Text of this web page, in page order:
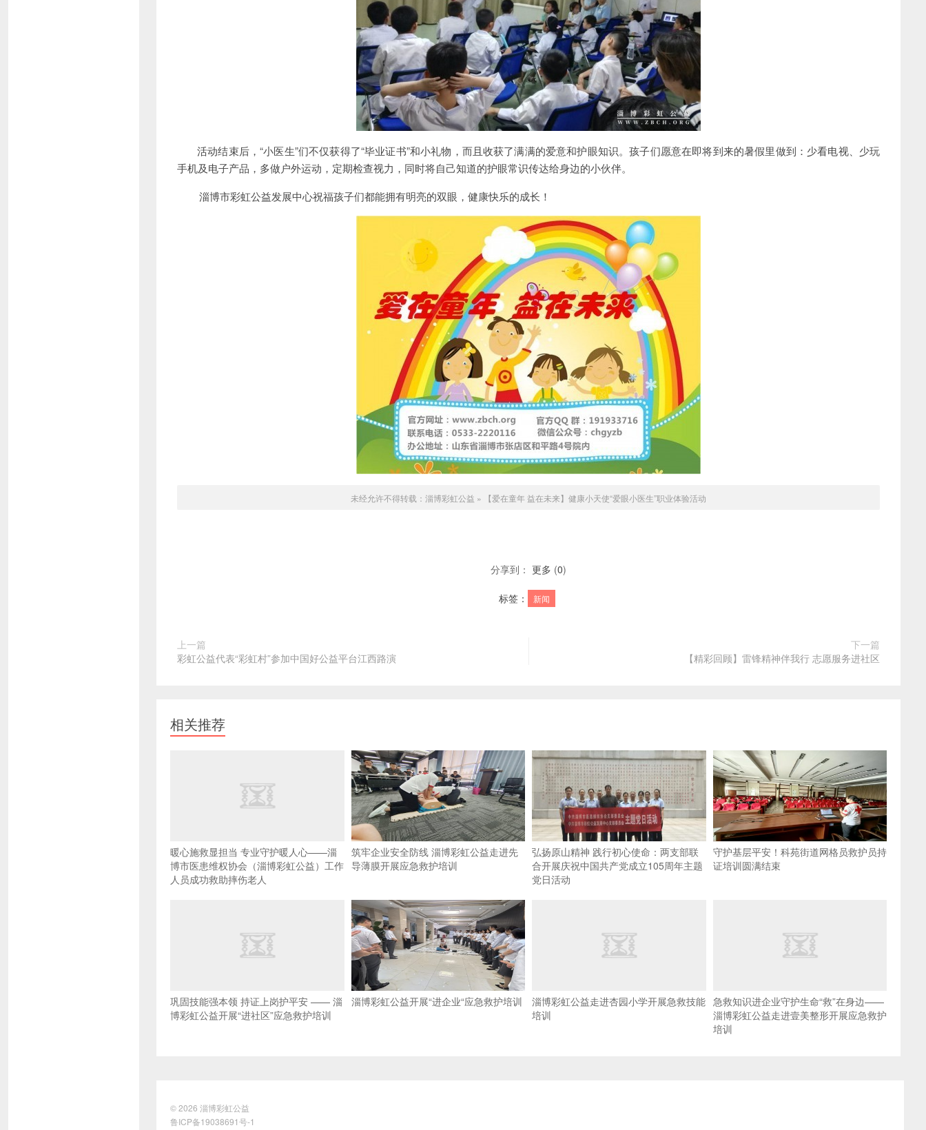
活动结束后，“小医生”们不仅获得了“毕业证书”和小礼物，而且收获了满满的爱意和护眼知识。孩子们愿意在即将到来的暑假里做到：少看电视、少玩
手机及电子产品，多做户外运动，定期检查视力，同时将自己知道的护眼常识传达给身边的小伙伴。
淄博市彩虹公益发展中心祝福孩子们都能拥有明亮的双眼，健康快乐的成长！
未经允许不得转载： 淄博彩虹公益 » 【爱在童年 益在未来】健康小天使“爱眼小医生”职业体验活动
分享到： 更多 (0)
标签： 新闻
上一篇
彩虹公益代表“彩虹村”参加中国好公益平台江西路演
下一篇
【精彩回顾】雷锋精神伴我行 志愿服务进社区
相关推荐
暖心施救显担当 专业守护暖人心——淄
博市医患维权协会（淄博彩虹公益）工作
人员成功救助摔伤老人
筑牢企业安全防线 淄博彩虹公益走进先
导薄膜开展应急救护培训
弘扬原山精神 践行初心使命：两支部联
合开展庆祝中国共产党成立105周年主题
党日活动
守护基层平安！科苑街道网格员救护员持
证培训圆满结束
巩固技能强本领 持证上岗护平安 —— 淄
博彩虹公益开展“进社区”应急救护培训
淄博彩虹公益开展“进企业“应急救护培训
淄博彩虹公益走进杏园小学开展急救技能
培训
急救知识进企业守护生命“救”在身边——
淄博彩虹公益走进壹美整形开展应急救护
培训
© 2026 淄博彩虹公益
鲁ICP备19038691号-1